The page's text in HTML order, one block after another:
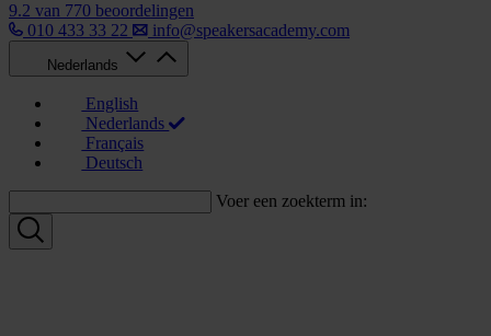
9.2 van 770 beoordelingen
010 433 33 22
info@speakersacademy.com
Nederlands
English
Nederlands
Français
Deutsch
Voer een zoekterm in: